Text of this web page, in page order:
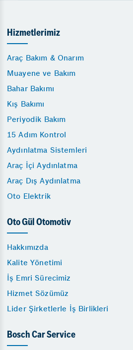
Hizmetlerimiz
Araç Bakım & Onarım
Muayene ve Bakım
Bahar Bakımı
Kış Bakımı
Periyodik Bakım
15 Adım Kontrol
Aydınlatma Sistemleri
Araç İçi Aydınlatma
Araç Dış Aydınlatma
Oto Elektrik
Oto Gül Otomotiv
Hakkımızda
Kalite Yönetimi
İş Emri Sürecimiz
Hizmet Sözümüz
Lider Şirketlerle İş Birlikleri
Bosch Car Service